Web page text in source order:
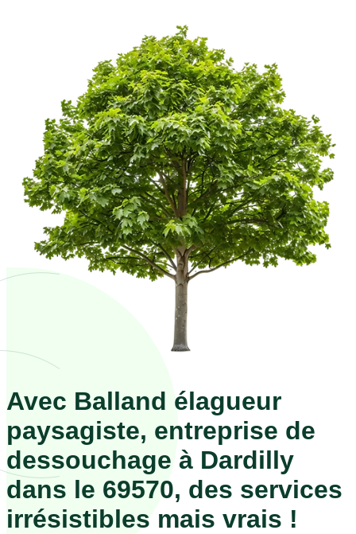
Avec Balland élagueur
paysagiste, entreprise de
dessouchage à Dardilly
dans le 69570, des services
irrésistibles mais vrais !